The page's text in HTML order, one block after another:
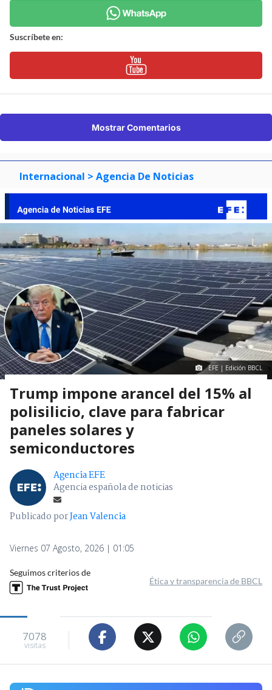
Suscríbete en:
Mostrar Comentarios
Internacional > Agencia De Noticias
EFE | Edición BBCL
Trump impone arancel del 15% al
polisilicio, clave para fabricar
paneles solares y
semiconductores
Agencia EFE
Agencia española de noticias
Publicado porJean Valencia
Viernes 07 Agosto, 2026 | 01:05
Seguimos criterios de
Ética y transparencia de BBCL
7078
visitas